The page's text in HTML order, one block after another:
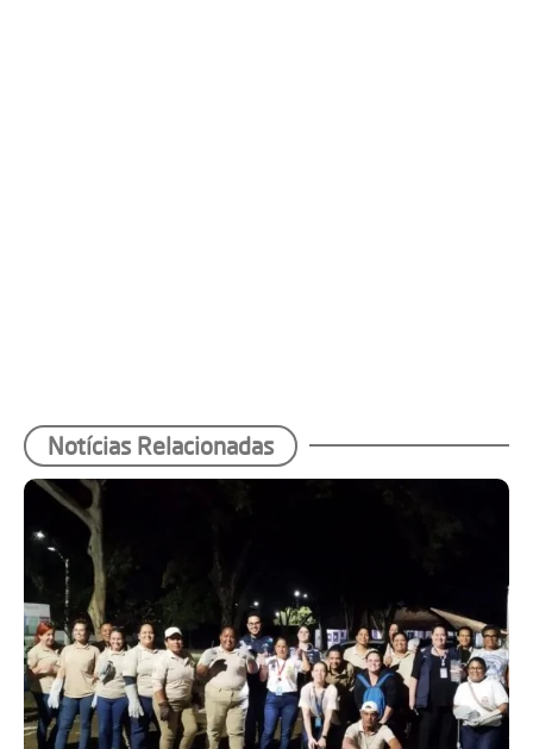
Notícias Relacionadas